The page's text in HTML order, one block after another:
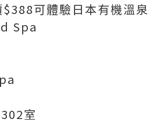
$388可體驗日本有機溫泉
Spa
室